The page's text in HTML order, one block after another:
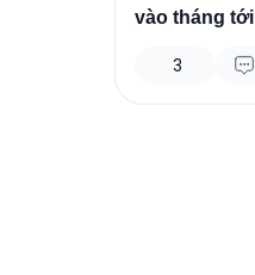
vào tháng tới
3